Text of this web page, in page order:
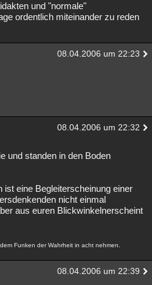
und "normale"
ordentlich miteinander zu reden
08.04.2006 um 22:23
08.04.2006 um 22:32
und standen in den Boden
ist eine Begleiterscheinung einer
nicht einmal
aus euren Blickwinkelnerscheint
Funken der Wahrheit in acht nehmen.
08.04.2006 um 22:39